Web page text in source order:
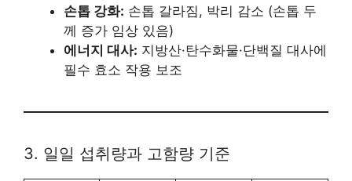
손톱 강화: 손톱 갈라짐, 박리 감소 (손톱 두
께 증가 임상 있음)
에너지 대사: 지방산·탄수화물·단백질 대사에
필수 효소 작용 보조
3. 일일 섭취량과 고함량 기준